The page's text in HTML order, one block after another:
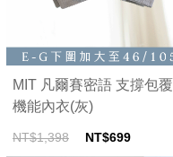
MIT 凡爾賽密語 支撐包覆
機能內衣(灰)
NT$1,398 NT$699